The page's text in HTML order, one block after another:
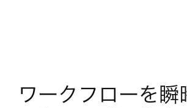
ワークフローを瞬